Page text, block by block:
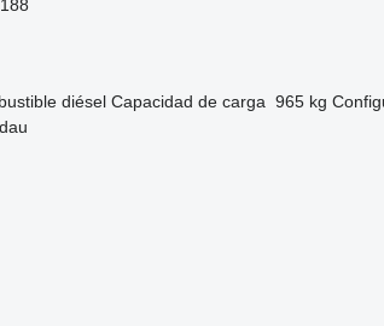
diésel Capacidad de carga 965 kg